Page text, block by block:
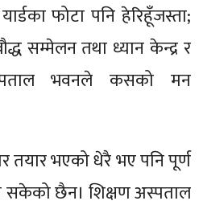
फोटा पनि हेरिहूँजस्ता;
सम्मेलन तथा ध्यान केन्द्र र
भवनले कसको मन
तयार भएको धेरै भए पनि पूर्ण
सकेको छैन। शिक्षण अस्पताल